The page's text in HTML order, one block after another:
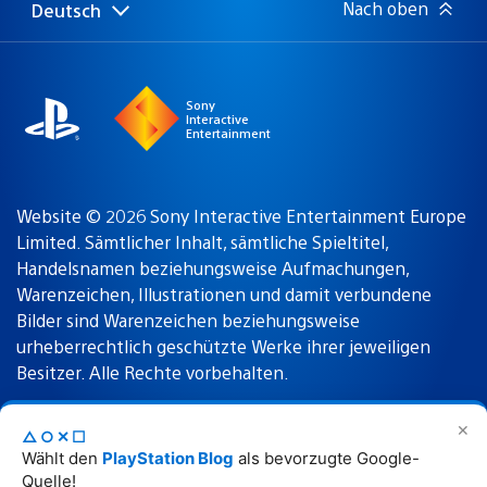
✕
△○✕☐
Wählt den PlayStation Blog als bevorzugte Google-
Quelle!
Select
a
Aktuelle
Region:
Deutsch Nach oben
Sony
Interactive
Entertainment
Website © 2026 Sony Interactive Entertainment Europe
Limited. Sämtlicher Inhalt, sämtliche Spieltitel,
Handelsnamen beziehungsweise Aufmachungen,
Warenzeichen, Illustrationen und damit verbundene
Bilder sind Warenzeichen beziehungsweise
urheberrechtlich geschützte Werke ihrer jeweiligen
Besitzer. Alle Rechte vorbehalten.
Nutzungsbedingungen Datenschutzrichtlinie